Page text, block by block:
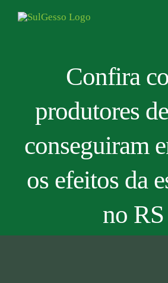
Confira
produtores
conseguiram
os efeitos da
no RS